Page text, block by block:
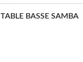
TABLE BASSE SAMBA